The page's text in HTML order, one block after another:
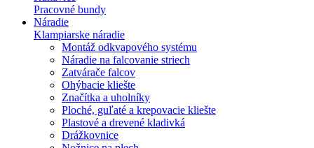
Pracovné bundy
Náradie
Klampiarske náradie
Montáž odkvapového systému
Náradie na falcovanie striech
Zatvárače falcov
Ohýbacie kliešte
Značítka a uholníky
Ploché, guľaté a krepovacie kliešte
Plastové a drevené kladivká
Drážkovnice